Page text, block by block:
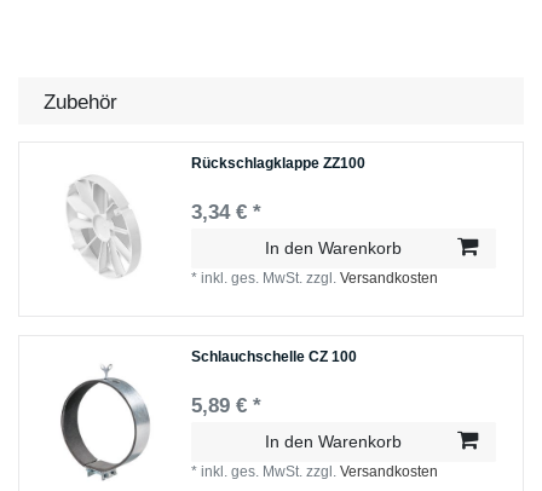
Zubehör
Rückschlagklappe ZZ100
3,34 € *
In den Warenkorb
*inkl. ges. MwSt. zzgl.Versandkosten
Schlauchschelle СZ 100
5,89 € *
In den Warenkorb
*inkl. ges. MwSt. zzgl.Versandkosten